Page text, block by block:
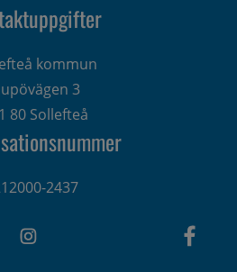
kommun
3
80 Sollefteå
2437